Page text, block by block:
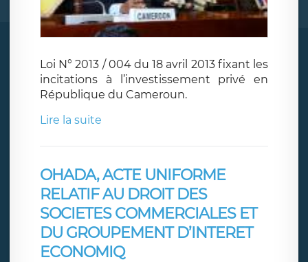
Loi N° 2013 / 004 du 18 avril 2013 fixant les
incitations à l’investissement privé en
République du Cameroun.
Lire la suite
OHADA, ACTE UNIFORME
RELATIF AU DROIT DES
SOCIETES COMMERCIALES ET
DU GROUPEMENT D’INTERET
ECONOMIQ